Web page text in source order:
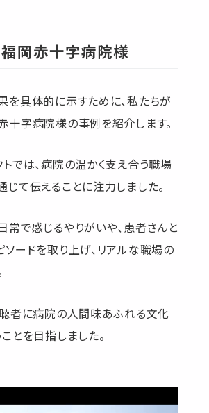
岡赤十字病院様
を具体的に示すために、私たちが
十字病院様の事例を紹介します。
では、病院の温かく支え合う職場
て伝えることに注力しました。
常で感じるやりがいや、患者さんと
ードを取り上げ、リアルな職場の
聴者に病院の人間味あふれる文化
とを目指しました。